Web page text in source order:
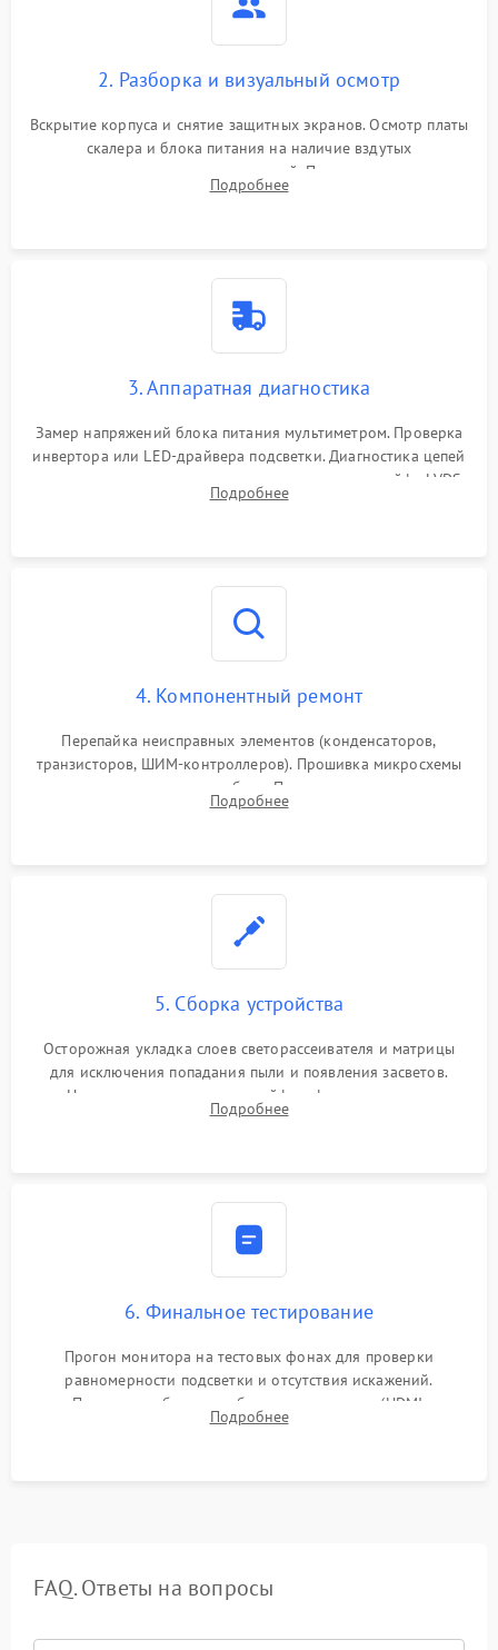
2. Разборка и визуальный осмотр
Вскрытие корпуса и снятие защитных экранов. Осмотр платы
скалера и блока питания на наличие вздутых
конденсаторов, прогаров, окислений. Проверка надежности
контактов и целостности шлейфов матрицы.
Подробнее
3. Аппаратная диагностика
Замер напряжений блока питания мультиметром. Проверка
инвертора или LED-драйвера подсветки. Диагностика цепей
питания скалера и тестирование сигналов на шлейфе LVDS
Подробнее
4. Компонентный ремонт
Перепайка неисправных элементов (конденсаторов,
транзисторов, ШИМ-контроллеров). Прошивка микросхемы
памяти при программных сбоях. При поломке подсветки —
разборка матрицы и замена выгоревших светодиодов.
Подробнее
5. Сборка устройства
Осторожная укладка слоев светорассеивателя и матрицы
для исключения попадания пыли и появления засветов.
Надежное подключение шлейфов, фиксация плат и
аккуратное защелкивание пластикового корпуса монитора.
Подробнее
6. Финальное тестирование
Прогон монитора на тестовых фонах для проверки
равномерности подсветки и отсутствия искажений.
Проверка работоспособности всех портов (HDMI,
DisplayPort, VGA) и кнопок управления под нагрузкой в
Подробнее
FAQ. Ответы на вопросы